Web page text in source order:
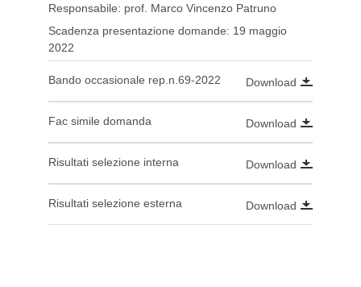
Responsabile: prof. Marco Vincenzo Patruno
Scadenza presentazione domande: 19 maggio
2022
Bando occasionale rep.n.69-2022 Download
Fac simile domanda Download
Risultati selezione interna Download
Risultati selezione esterna Download